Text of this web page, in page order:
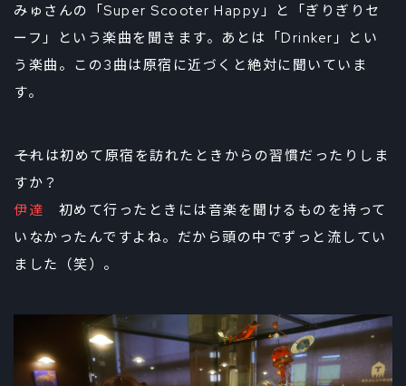
みゅさんの「Super Scooter Happy」と「ぎりぎりセ
ーフ」という楽曲を聞きます。あとは「Drinker」とい
う楽曲。この3曲は原宿に近づくと絶対に聞いていま
す。
――それは初めて原宿を訪れたときからの習慣だったりしま
すか？
伊達 初めて行ったときには音楽を聞けるものを持って
いなかったんですよね。だから頭の中でずっと流してい
ました（笑）。